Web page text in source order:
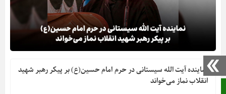
صفحه نخست
نماینده آیت الله سیستانی در حرم امام حسین(ع) بر پیکر رهبر شهید
انقلاب نماز می‌خواند